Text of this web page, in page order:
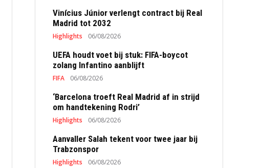
Vinícius Júnior verlengt contract bij Real
Madrid tot 2032
Highlights 06/08/2026
UEFA houdt voet bij stuk: FIFA-boycot
zolang Infantino aanblijft
FIFA 06/08/2026
‘Barcelona troeft Real Madrid af in strijd
om handtekening Rodri’
Highlights 06/08/2026
Aanvaller Salah tekent voor twee jaar bij
Trabzonspor
Highlights 06/08/2026